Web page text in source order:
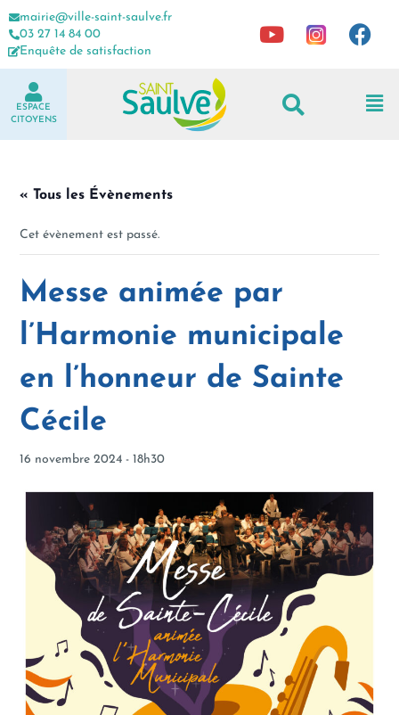
mairie@ville-saint-saulve.fr
03 27 14 84 00
Enquête de satisfaction
ESPACE
CITOYENS
« Tous les Évènements
Cet évènement est passé.
Messe animée par
l’Harmonie municipale
en l’honneur de Sainte
Cécile
16 novembre 2024 - 18h30